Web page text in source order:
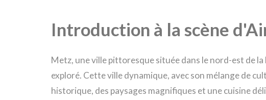
Introduction à la scène
Metz, une ville pittoresque située dans le nord-est de la
exploré. Cette ville dynamique, avec son mélange de
historique, des paysages magnifiques et une cuisine